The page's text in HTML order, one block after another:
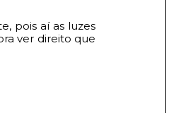
pois aí as luzes
ver direito que